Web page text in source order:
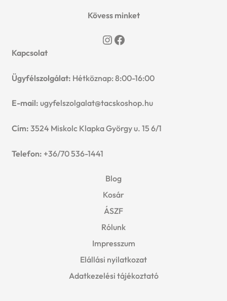
Kövess minket
Instagram
Facebook
Kapcsolat
Ügyfélszolgálat: Hétköznap: 8:00-16:00
E-mail: ugyfelszolgalat@tacskoshop.hu
Cím: 3524 Miskolc Klapka György u. 15 6/1
Telefon: +36/70 536-1441
Blog
Kosár
ÁSZF
Rólunk
Impresszum
Elállási nyilatkozat
Adatkezelési tájékoztató